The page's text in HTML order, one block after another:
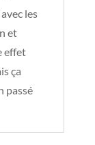
les
et
effet
ça
passé